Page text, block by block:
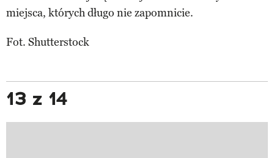
miejsca, których długo nie zapomnicie.
Fot. Shutterstock
13 z 14